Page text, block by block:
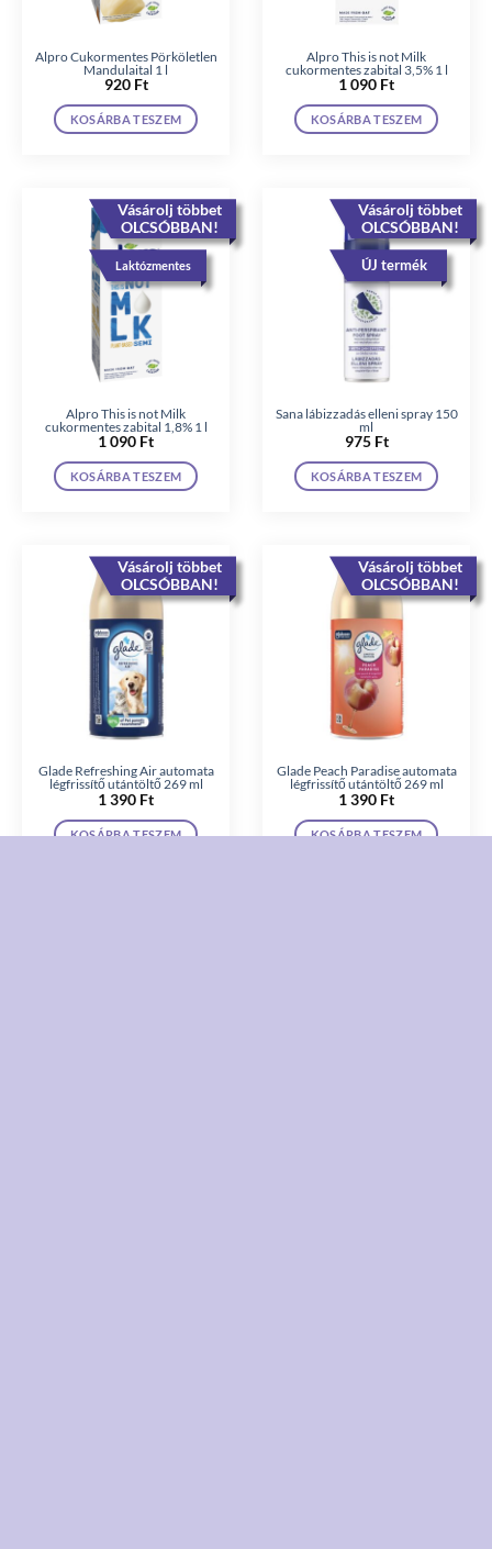
Alpro Cukormentes Pörköletlen
Mandulaital 1 l
920 Ft
KOSÁRBA TESZEM
Alpro This is not Milk
cukormentes zabital 3,5% 1 l
1 090 Ft
KOSÁRBA TESZEM
Vásárolj többet
OLCSÓBBAN!
Laktózmentes
Alpro This is not Milk
cukormentes zabital 1,8% 1 l
1 090 Ft
KOSÁRBA TESZEM
Vásárolj többet
OLCSÓBBAN!
ÚJ termék
Sana lábizzadás elleni spray 150
ml
975 Ft
KOSÁRBA TESZEM
Vásárolj többet
OLCSÓBBAN!
Glade Refreshing Air automata
légfrissítő utántöltő 269 ml
1 390 Ft
KOSÁRBA TESZEM
Vásárolj többet
OLCSÓBBAN!
Glade Peach Paradise automata
légfrissítő utántöltő 269 ml
1 390 Ft
KOSÁRBA TESZEM